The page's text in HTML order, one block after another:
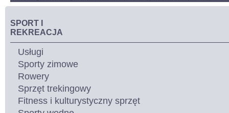
SPORT I
REKREACJA
Usługi
Sporty zimowe
Rowery
Sprzęt trekingowy
Fitness i kulturystyczny sprzęt